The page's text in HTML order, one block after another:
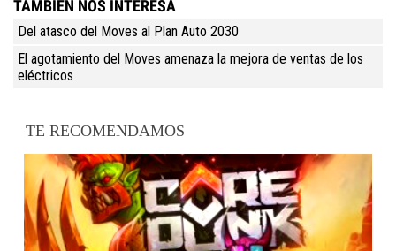
TAMBIÉN NOS INTERESA
Del atasco del Moves al Plan Auto 2030
El agotamiento del Moves amenaza la mejora de ventas de los
eléctricos
TE RECOMENDAMOS